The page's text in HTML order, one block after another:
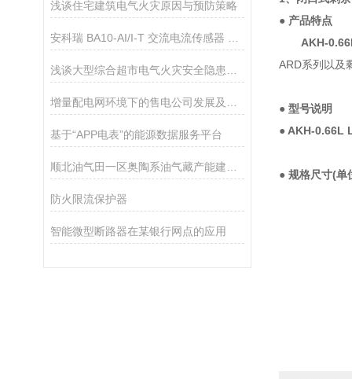
浅谈住宅建筑电气火灾原因与预防策略
基于“APP电表”的能源数据服务平台
防火限流保护器
智能微型断路器在某银行网点的应用
● 产品特点
AKH-
ARD系列以及
● 型号说明
● AKH-0.66L
● 规格尺寸(单